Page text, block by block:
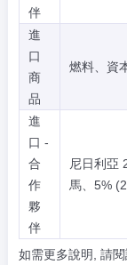
伴
進
口
商
品
燃料、資
進
口 -
合
作
夥
伴
尼日利亞
馬、5%
如需更多說明, 請